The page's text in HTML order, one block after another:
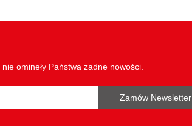
omineły Państwa żadne nowości.
Zamów Newsletter